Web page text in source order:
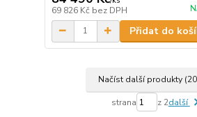
69 826 Kč bez DPH
Přidat do
Načíst další produkty
strana z 2další